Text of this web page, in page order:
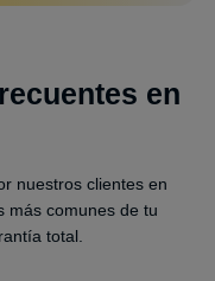
en
nuestros clientes en
más comunes de tu
total.